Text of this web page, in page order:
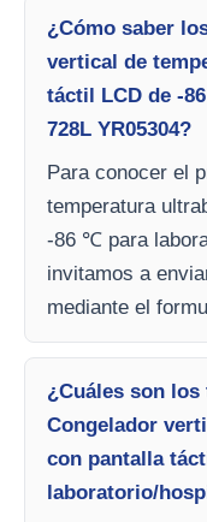
¿Cómo saber
vertical de
táctil LCD de -
728L YR05304?
Para conocer el
temperatura
-86 ℃ para
invitamos a
mediante el
¿Cuáles son
Congelador
con pantalla
laboratorio/